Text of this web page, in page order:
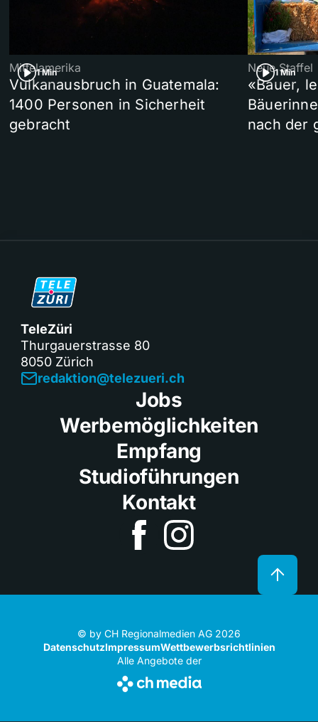
1 Min
Mittelamerika
Vulkanausbruch in Guatemala:
1400 Personen in Sicherheit
gebracht
1 Min
Neue Staffel
«Bauer,
nach der
TeleZüri
Thurgauerstrasse 80
8050 Zürich
redaktion@telezueri.ch
Jobs
Werbemöglichkeiten
Empfang
Studioführungen
Kontakt
© by CH Regionalmedien AG 2026
DatenschutzImpressumWettbewerbsrichtlinien
Alle Angebote der